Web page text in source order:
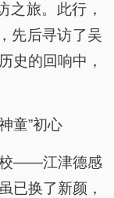
之旅。此行，
先后寻访了吴
史的回响中，
童”初心
校——江津德感
已换了新颜，